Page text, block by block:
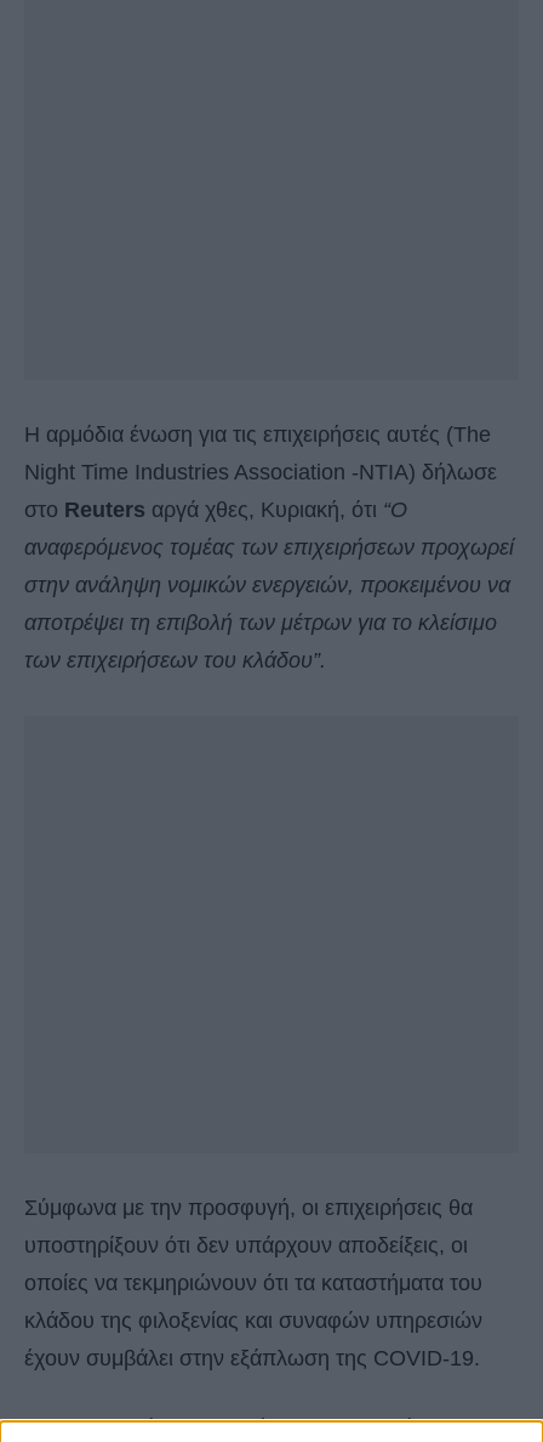
Η αρμόδια ένωση για τις επιχειρήσεις αυτές (The
Night Time Industries Association -NTIA) δήλωσε
στο Reuters αργά χθες, Κυριακή, ότι “Ο
αναφερόμενος τομέας των επιχειρήσεων προχωρεί
στην ανάληψη νομικών ενεργειών, προκειμένου να
αποτρέψει τη επιβολή των μέτρων για το κλείσιμο
των επιχειρήσεων του κλάδου”.
Σύμφωνα με την προσφυγή, οι επιχειρήσεις θα
υποστηρίξουν ότι δεν υπάρχουν αποδείξεις, οι
οποίες να τεκμηριώνουν ότι τα καταστήματα του
κλάδου της φιλοξενίας και συναφών υπηρεσιών
έχουν συμβάλει στην εξάπλωση της COVID-19.
Ο εκτελεστικός διευθυντής της NTIA, Μάικλ Κιλ σε